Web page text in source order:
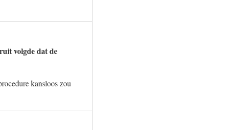
volgde dat de
kansloos zou